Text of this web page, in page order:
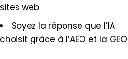
sites web
Soyez la réponse que l’IA
choisit grâce à l’AEO et la GEO